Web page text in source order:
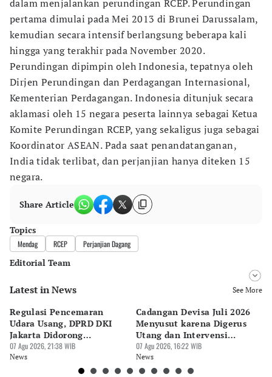
dalam menjalankan perundingan RCEP. Perundingan
pertama dimulai pada Mei 2013 di Brunei Darussalam,
kemudian secara intensif berlangsung beberapa kali
hingga yang terakhir pada November 2020.
Perundingan dipimpin oleh Indonesia, tepatnya oleh
Dirjen Perundingan dan Perdagangan Internasional,
Kementerian Perdagangan. Indonesia ditunjuk secara
aklamasi oleh 15 negara peserta lainnya sebagai Ketua
Komite Perundingan RCEP, yang sekaligus juga sebagai
Koordinator ASEAN. Pada saat penandatanganan,
India tidak terlibat, dan perjanjian hanya diteken 15
negara.
Share Article
Topics
Mendag RCEP Perjanjian Dagang
Editorial Team
Editor
Editor
Eko Wahyudi
Latest in News See More
Regulasi Pencemaran
Udara Usang, DPRD DKI
Jakarta Didorong
Prioritaskan Revisi Perda
07 Agu 2026, 21:38 WIB
News
Cadangan Devisa Juli 2026
Menyusut karena Digerus
Utang dan Intervensi
Rupiah
07 Agu 2026, 16:22 WIB
News